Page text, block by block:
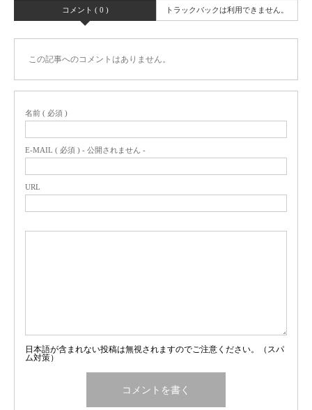
コメント ( 0 ) トラックバックは利用できません。
この記事へのコメントはありません。
名前 ( 必須 )
E-MAIL ( 必須 ) - 公開されません -
URL
日本語が含まれない投稿は無視されますのでご注意ください。（スパ
ム対策）